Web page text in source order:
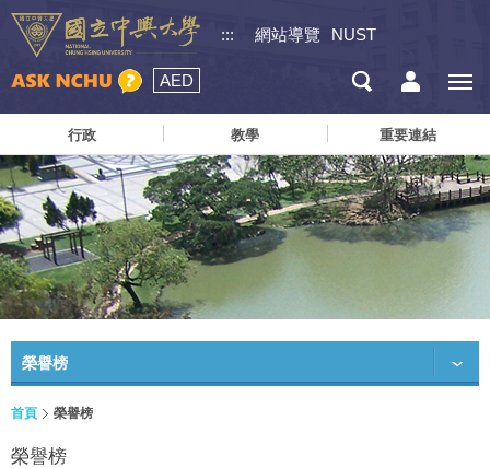
::: 網站導覽 NUST
AED
行政 教學 重要連結
榮譽榜
首頁 榮譽榜
榮譽榜